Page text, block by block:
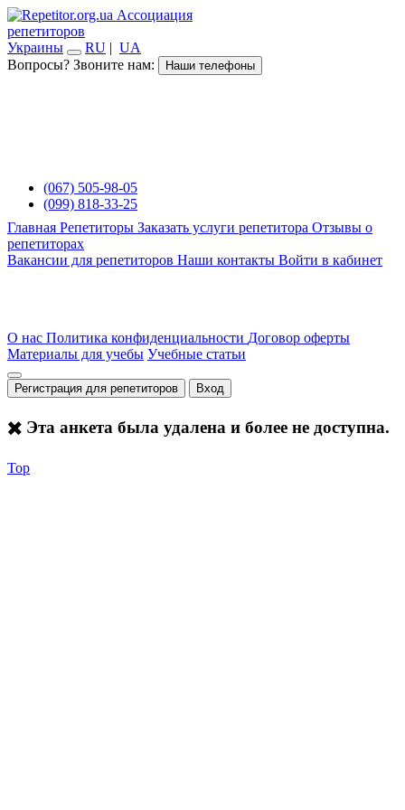
Ассоциация
репетиторов
Украины
RU | UA
Вопросы? Звоните нам:
Наши телефоны
(067) 505-98-05
(099) 818-33-25
Главная Репетиторы Заказать услуги репетитора Отзывы о
репетиторах
Вакансии для репетиторов Наши контакты Войти в кабинет
О нас Политика конфиденциальности Договор оферты
Материалы для учебы Учебные статьи
Регистрация для репетиторов Вход
✖️ Эта анкета была удалена и более не доступна.
Top